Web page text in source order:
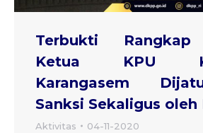
Terbukti Rangkap
Ketua KPU
Karangasem
Sanksi Sekaligus oleh
Aktivitas 04-11-2020